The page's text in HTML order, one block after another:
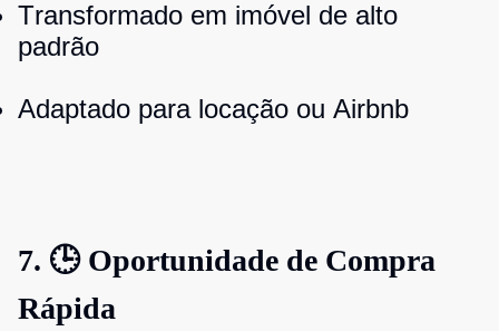
Transformado em imóvel de alto
padrão
Adaptado para locação ou Airbnb
7. 🕒 Oportunidade de Compra
Rápida